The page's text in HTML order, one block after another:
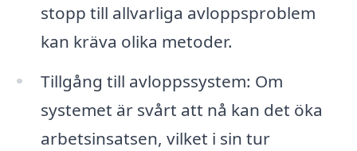
stopp till allvarliga avloppsproblem
kan kräva olika metoder.
Tillgång till avloppssystem: Om
systemet är svårt att nå kan det öka
arbetsinsatsen, vilket i sin tur